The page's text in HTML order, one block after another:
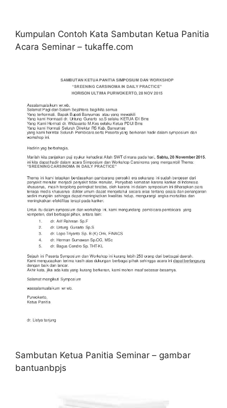
Kumpulan Contoh Kata Sambutan Ketua Panitia
Acara Seminar – tukaffe.com
Sambutan Ketua Panitia Seminar – gambar
bantuanbpjs